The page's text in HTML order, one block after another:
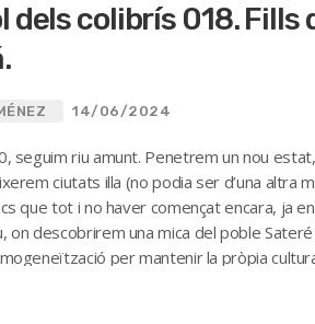
dels colibrís 018. Fills
14/06/2024
seguim riu amunt. Penetrem un nou
ciutats illa (no podia ser d’una altra
que tot i no haver començat encara, ja
on descobrirem una mica del poble
per mantenir la pròpia